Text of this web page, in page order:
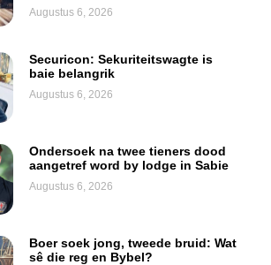
Augustus 6, 2026
Securicon: Sekuriteitswagte is
baie belangrik
Augustus 6, 2026
Ondersoek na twee tieners dood
aangetref word by lodge in Sabie
Augustus 6, 2026
Boer soek jong, tweede bruid: Wat
sê die reg en Bybel?